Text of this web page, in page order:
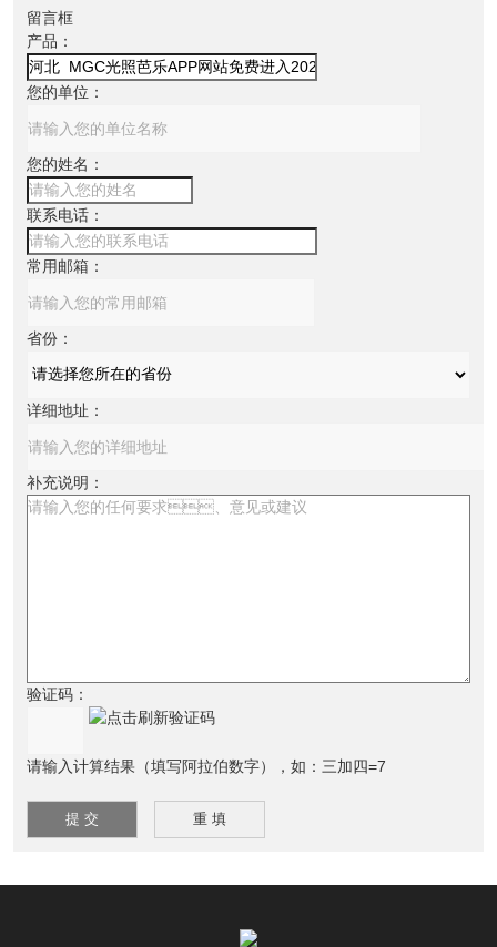
留言框
产品：
您的单位：
您的姓名：
联系电话：
常用邮箱：
省份：
详细地址：
补充说明：
验证码：
请输入计算结果（填写阿拉伯数字），如：三加四=7